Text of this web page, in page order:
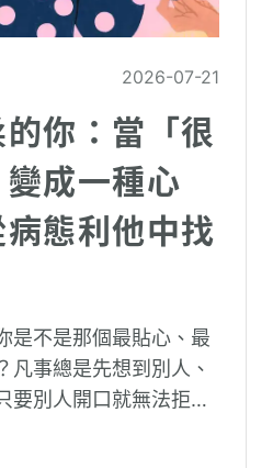
2026-07-21
你：當「很
成一種心
態利他中找
是不是那個最貼心、最
凡事總是先想到別人、
要別人開口就無法拒
到莫名的心累與空